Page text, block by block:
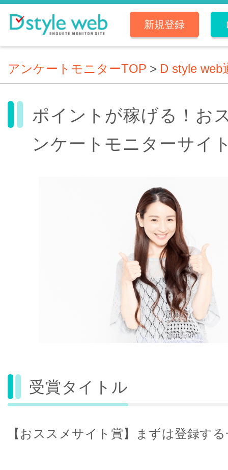
新規登録
アンケートモニターTOP > D style web
ポイントが稼げる！お
ンケートモニターサイ
受賞タイトル
【おススメサイト賞】まずは登録す